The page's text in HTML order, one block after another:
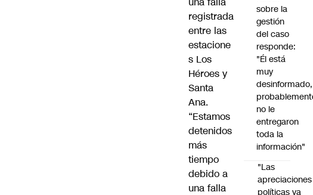
registrada
entre las
estacione
s Los
Héroes y
Santa
Ana.
“Estamos
detenidos
más
tiempo
debido a
una falla
sobre la
gestión
del caso
responde:
"Él está
muy
desinformado,
no le
entregaron
toda la
información"
"Las
apreciaciones
políticas ya